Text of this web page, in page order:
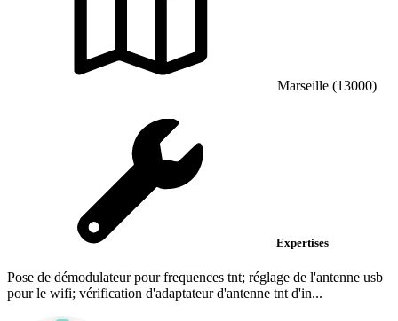
Marseille (13000)
Expertises
Pose de démodulateur pour frequences tnt; réglage de l'antenne usb
pour le wifi; vérification d'adaptateur d'antenne tnt d'in...